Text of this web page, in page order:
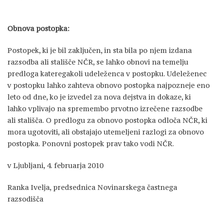
Obnova postopka:
Postopek, ki je bil zaključen, in sta bila po njem izdana
razsodba ali stališče NČR, se lahko obnovi na temelju
predloga kateregakoli udeleženca v postopku. Udeleženec
v postopku lahko zahteva obnovo postopka najpozneje eno
leto od dne, ko je izvedel za nova dejstva in dokaze, ki
lahko vplivajo na spremembo prvotno izrečene razsodbe
ali stališča. O predlogu za obnovo postopka odloča NČR, ki
mora ugotoviti, ali obstajajo utemeljeni razlogi za obnovo
postopka. Ponovni postopek prav tako vodi NČR.
v Ljubljani, 4. februarja 2010
Ranka Ivelja, predsednica Novinarskega častnega
razsodišča